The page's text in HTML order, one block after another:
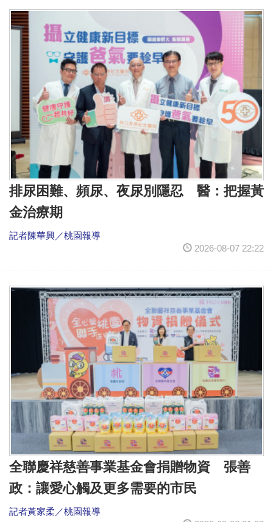
排尿困難、頻尿、夜尿別隱忍 醫：把握黃
金治療期
記者陳華興／桃園報導
2026-08-07 22:22
全聯慶祥慈善事業基金會捐贈物資 張善
政：讓愛心觸及更多需要的市民
記者黃家柔／桃園報導